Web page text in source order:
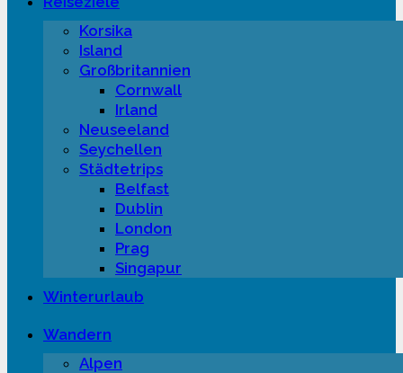
Korsika
Island
Großbritannien
Cornwall
Irland
Neuseeland
Seychellen
Städtetrips
Belfast
Dublin
London
Prag
Singapur
Winterurlaub
Wandern
Alpen